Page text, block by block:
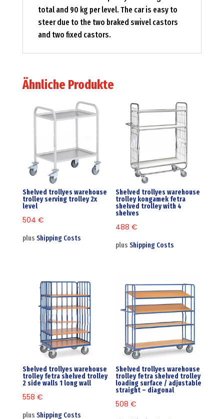
total and 90 kg per level. The car is easy to
steer due to the two braked swivel castors
and two fixed castors.
Ähnliche Produkte
Shelved trollyes warehouse
trolley serving trolley 2x
level
504 €
plus Shipping Costs
Shelved trollyes warehouse
trolley kongamek fetra
shelved trolley with 4
shelves
488€
plusShipping Costs
Shelved trollyes warehouse
trolley fetra shelved trolley
2 side walls 1 long wall
558 €
plus Shipping Costs
Shelved trollyes warehouse
trolley fetra shelved trolley
loading surface / adjustable
straight – diagonal
508€